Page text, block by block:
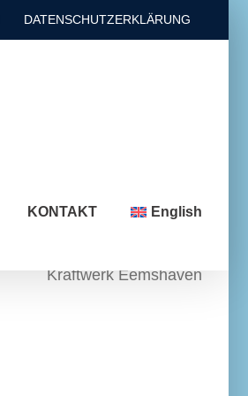
DATENSCHUTZERKLÄRUNG
KONTAKT English
Kraftwerk Eemshaven